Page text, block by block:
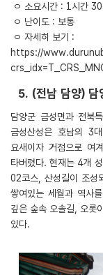
ㅇ 소요시간 : 1시간
ㅇ 난이도 : 보통
ㅇ 자세히 보기 :
https://
5. (전남 담양) 담
담양군 금성면과 전북
금성산성은 호남의 3
요새이자 거점으로 여
타버렸다. 현재는 4개
02코스, 산성길이 조성
쌓여있는 세월과 역사
깊은 숲속 오솔길, 오롯
있다.